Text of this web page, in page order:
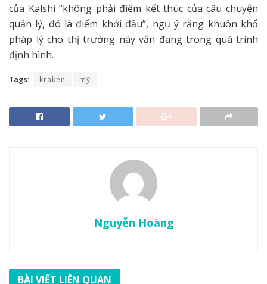
của Kalshi “không phải điểm kết thúc của câu chuyện
quản lý, đó là điểm khởi đầu”, ngụ ý rằng khuôn khổ
pháp lý cho thị trường này vẫn đang trong quá trình
định hình.
Tags: kraken mỹ
Nguyễn Hoàng
BÀI VIẾT LIÊN QUAN